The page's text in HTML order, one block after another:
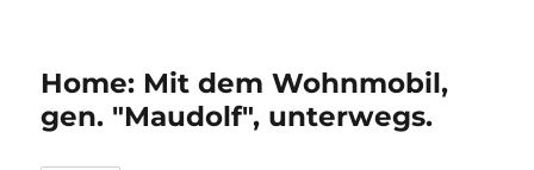
Home: Mit dem Wohnmobil,
gen. "Maudolf", unterwegs.